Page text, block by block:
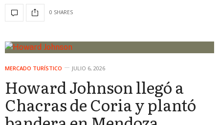
0 SHARES
MERCADO TURÍSTICO JULIO 6, 2026
Howard Johnson llegó a
Chacras de Coria y plantó